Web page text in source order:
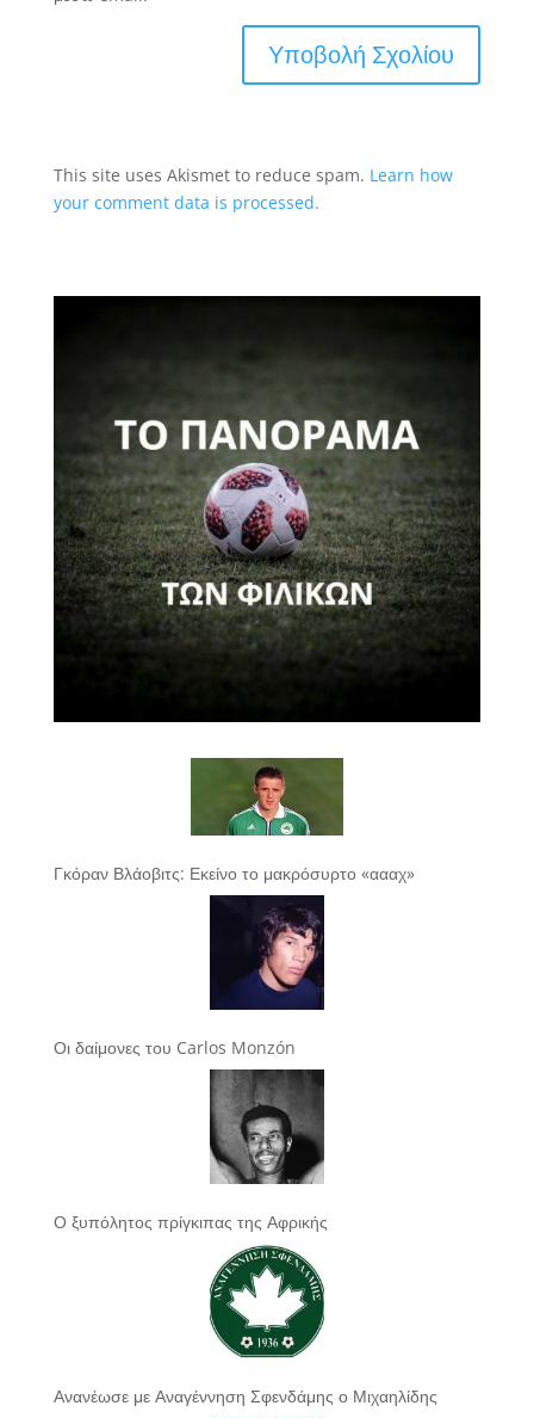
This site uses Akismet to reduce spam. Learn how
your comment data is processed.
Γκόραν Βλάοβιτς: Εκείνο το μακρόσυρτο «αααχ»
Οι δαίμονες του Carlos Monzón
Ο ξυπόλητος πρίγκιπας της Αφρικής
Ανανέωσε με Αναγέννηση Σφενδάμης ο Μιχαηλίδης